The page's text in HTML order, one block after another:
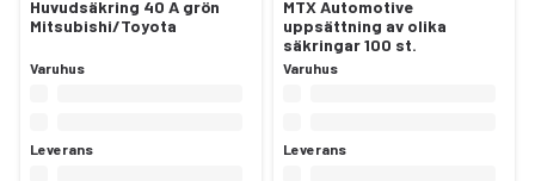
Huvudsäkring 40 A grön
Mitsubishi/Toyota
Varuhus
Leverans
MTX Automotive
uppsättning av olika
säkringar 100 st.
Varuhus
Leverans